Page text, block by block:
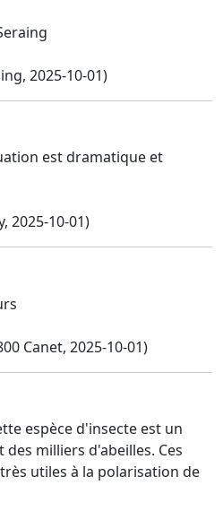
2025-10-01)
est dramatique et
2025-10-01)
Canet, 2025-10-01)
espèce d'insecte est un
milliers d'abeilles. Ces
utiles à la polarisation de